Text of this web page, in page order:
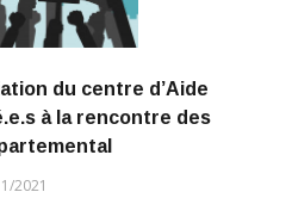
du centre d’Aide
à la rencontre des
2021